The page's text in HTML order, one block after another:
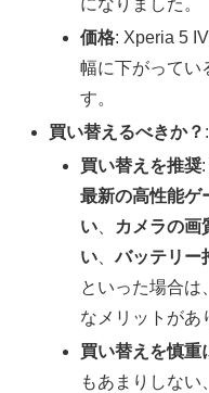
価格: Xperia 5
幅に下がってい
す。
買い替えるべきか？ :
買い替えを推奨
最新の高性能ゲ
い
カメラの画
い 、バッテリー
といった場合は
なメリットがあ
買い替えを慎重
もあまりしない